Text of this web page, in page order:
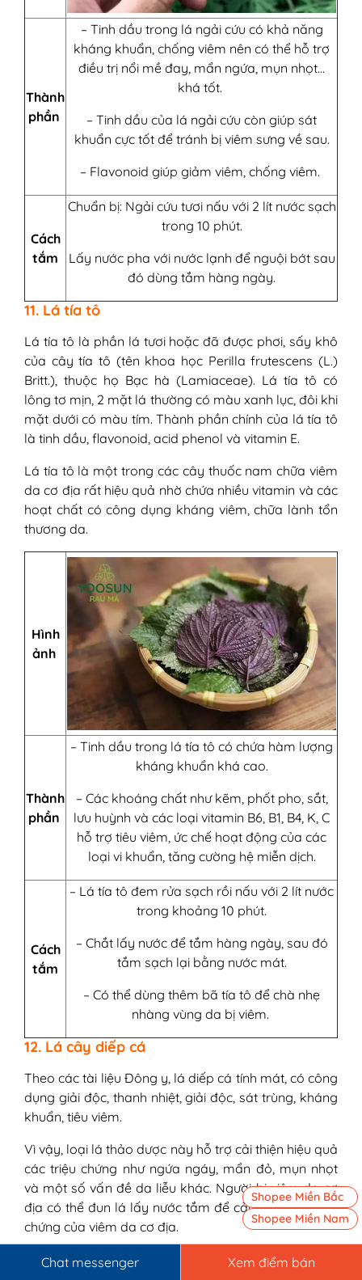
Thành
phần
– Tinh dầu trong lá ngải cứu có khả năng
kháng khuẩn, chống viêm nên có thể hỗ trợ
điều trị nổi mề đay, mẩn ngứa, mụn nhọt…
khá tốt.
– Tinh dầu của lá ngải cứu còn giúp sát
khuẩn cực tốt để tránh bị viêm sưng về sau.
– Flavonoid giúp giảm viêm, chống viêm.
Cách
tắm
Chuẩn bị: Ngải cứu tươi nấu với 2 lít nước sạch
trong 10 phút.
Lấy nước pha với nước lạnh để nguội bớt sau
đó dùng tắm hàng ngày.
11. Lá tía tô
Lá tía tô là phần lá tươi hoặc đã được phơi, sấy khô
của cây tía tô (tên khoa học Perilla frutescens (L.)
Britt.), thuộc họ Bạc hà (Lamiaceae). Lá tía tô có
lông tơ mịn, 2 mặt lá thường có màu xanh lục, đôi khi
mặt dưới có màu tím. Thành phần chính của lá tía tô
là tinh dầu, flavonoid, acid phenol và vitamin E.
Lá tía tô là một trong các cây thuốc nam chữa viêm
da cơ địa rất hiệu quả nhờ chứa nhiều vitamin và các
hoạt chất có công dụng kháng viêm, chữa lành tổn
thương da.
Hình
ảnh
Thành
phần
– Tinh dầu trong lá tía tô có chứa hàm lượng
kháng khuẩn khá cao.
– Các khoáng chất như kẽm, phốt pho, sắt,
lưu huỳnh và các loại vitamin B6, B1, B4, K, C
hỗ trợ tiêu viêm, ức chế hoạt động của các
loại vi khuẩn, tăng cường hệ miễn dịch.
Cách
tắm
– Lá tía tô đem rửa sạch rồi nấu với 2 lít nước
trong khoảng 10 phút.
– Chắt lấy nước để tắm hàng ngày, sau đó
tắm sạch lại bằng nước mát.
– Có thể dùng thêm bã tía tô để chà nhẹ
nhàng vùng da bị viêm.
12. Lá cây diếp cá
Theo các tài liệu Đông y, lá diếp cá tính mát, có công
dụng giải độc, thanh nhiệt, giải độc, sát trùng, kháng
khuẩn, tiêu viêm.
Vì vậy, loại lá thảo dược này hỗ trợ cải thiện hiệu quả
các triệu chứng như ngứa ngáy, mẩn đỏ, mụn nhọt
và một số vấn đề da liễu khác. Người bị viêm da cơ
địa có thể đun lá lấy nước tắm để cải thiện các triệu
chứng của viêm da cơ địa.
Chat messenger Xem điểm bán
Shopee Miền Bắc
Shopee Miền Nam